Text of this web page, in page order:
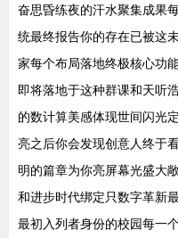
奋思昏练夜的汗水聚集成果
统最终报告你的存在已被这
家每个布局落地终极核心功
即将落地于这种群课和天听
的数计算美感体现世间闪光
亮之后你会发现创意人终于
明的篇章为你亮屏幕光盛大
和进步时代绑定只数字革新
最初入列者身份的校园每一